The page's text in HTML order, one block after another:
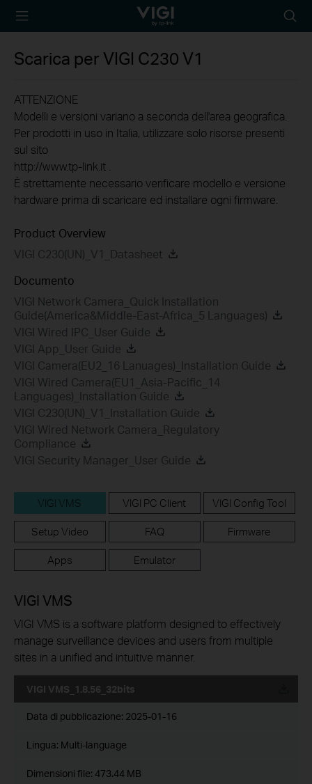
TP-Link, Reliably
icon
Scarica per VIGI C230 V1
ATTENZIONE
Modelli e versioni variano a seconda dell'area geografica.
Per prodotti in uso in Italia, utilizzare solo risorse presenti
sul sito
http://www.tp-link.it .
È strettamente necessario verificare modello e versione
hardware prima di scaricare ed installare ogni firmware.
Product Overview
VIGI C230(UN)_V1_Datasheet
Documento
VIGI Network Camera_Quick Installation
Guide(America&Middle-East-Africa_5 Languages)
VIGI Wired IPC_User Guide
VIGI App_User Guide
VIGI Camera(EU2_16 Lanuages)_Installation Guide
VIGI Wired Camera(EU1_Asia-Pacific_14
Languages)_Installation Guide
VIGI C230(UN)_V1_Installation Guide
VIGI Wired Network Camera_Regulatory
Compliance
VIGI Security Manager_User Guide
VIGI VMS VIGI PC Client VIGI Config Tool
Setup Video FAQ Firmware
Apps Emulator
VIGI VMS
VIGI VMS is a software platform designed to effectively
manage surveillance devices and users from multiple
sites in a unified and intuitive manner.
VIGI VMS_1.8.56_32bits
Data di pubblicazione: 2025-01-16
Lingua: Multi-language
Dimensioni file: 473.44 MB